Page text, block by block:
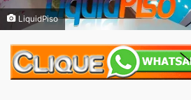
LiquidPiso